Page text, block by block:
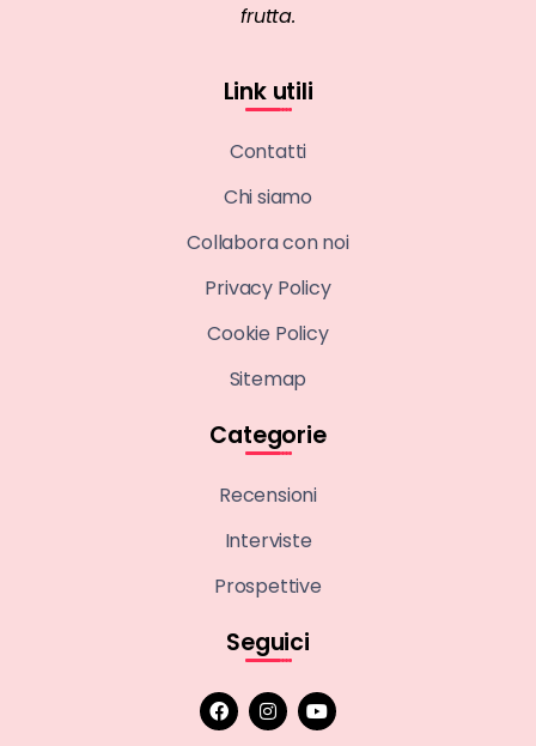
frutta.
Link utili
Contatti
Chi siamo
Collabora con noi
Privacy Policy
Cookie Policy
Sitemap
Categorie
Recensioni
Interviste
Prospettive
Seguici